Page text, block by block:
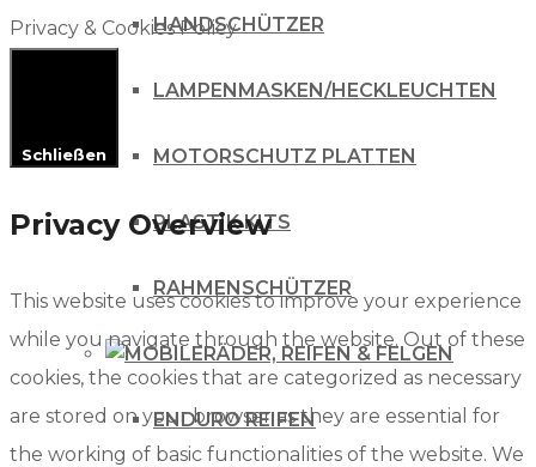
HANDSCHÜTZER
LAMPENMASKEN/HECKLEUCHTEN
MOTORSCHUTZ PLATTEN
PLASTIK KITS
RAHMENSCHÜTZER
RÄDER, REIFEN & FELGEN
ENDURO REIFEN
Privacy & Cookies Policy
Schließen
Privacy Overview
This website uses cookies to improve your experience
while you navigate through the website. Out of these
cookies, the cookies that are categorized as necessary
are stored on your browser as they are essential for
the working of basic functionalities of the website. We